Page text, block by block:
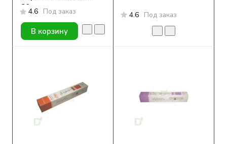
80гр
4.6 Под заказ
В корзину
4.6 Под заказ